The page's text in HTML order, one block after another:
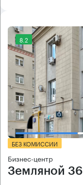
8.2
БЕЗ КОМИССИИ
Бизнес-центр
Земляной 36